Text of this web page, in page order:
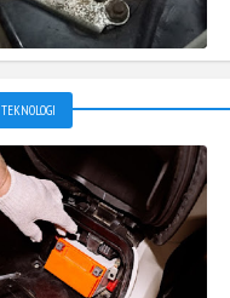
TEKNOLOGI